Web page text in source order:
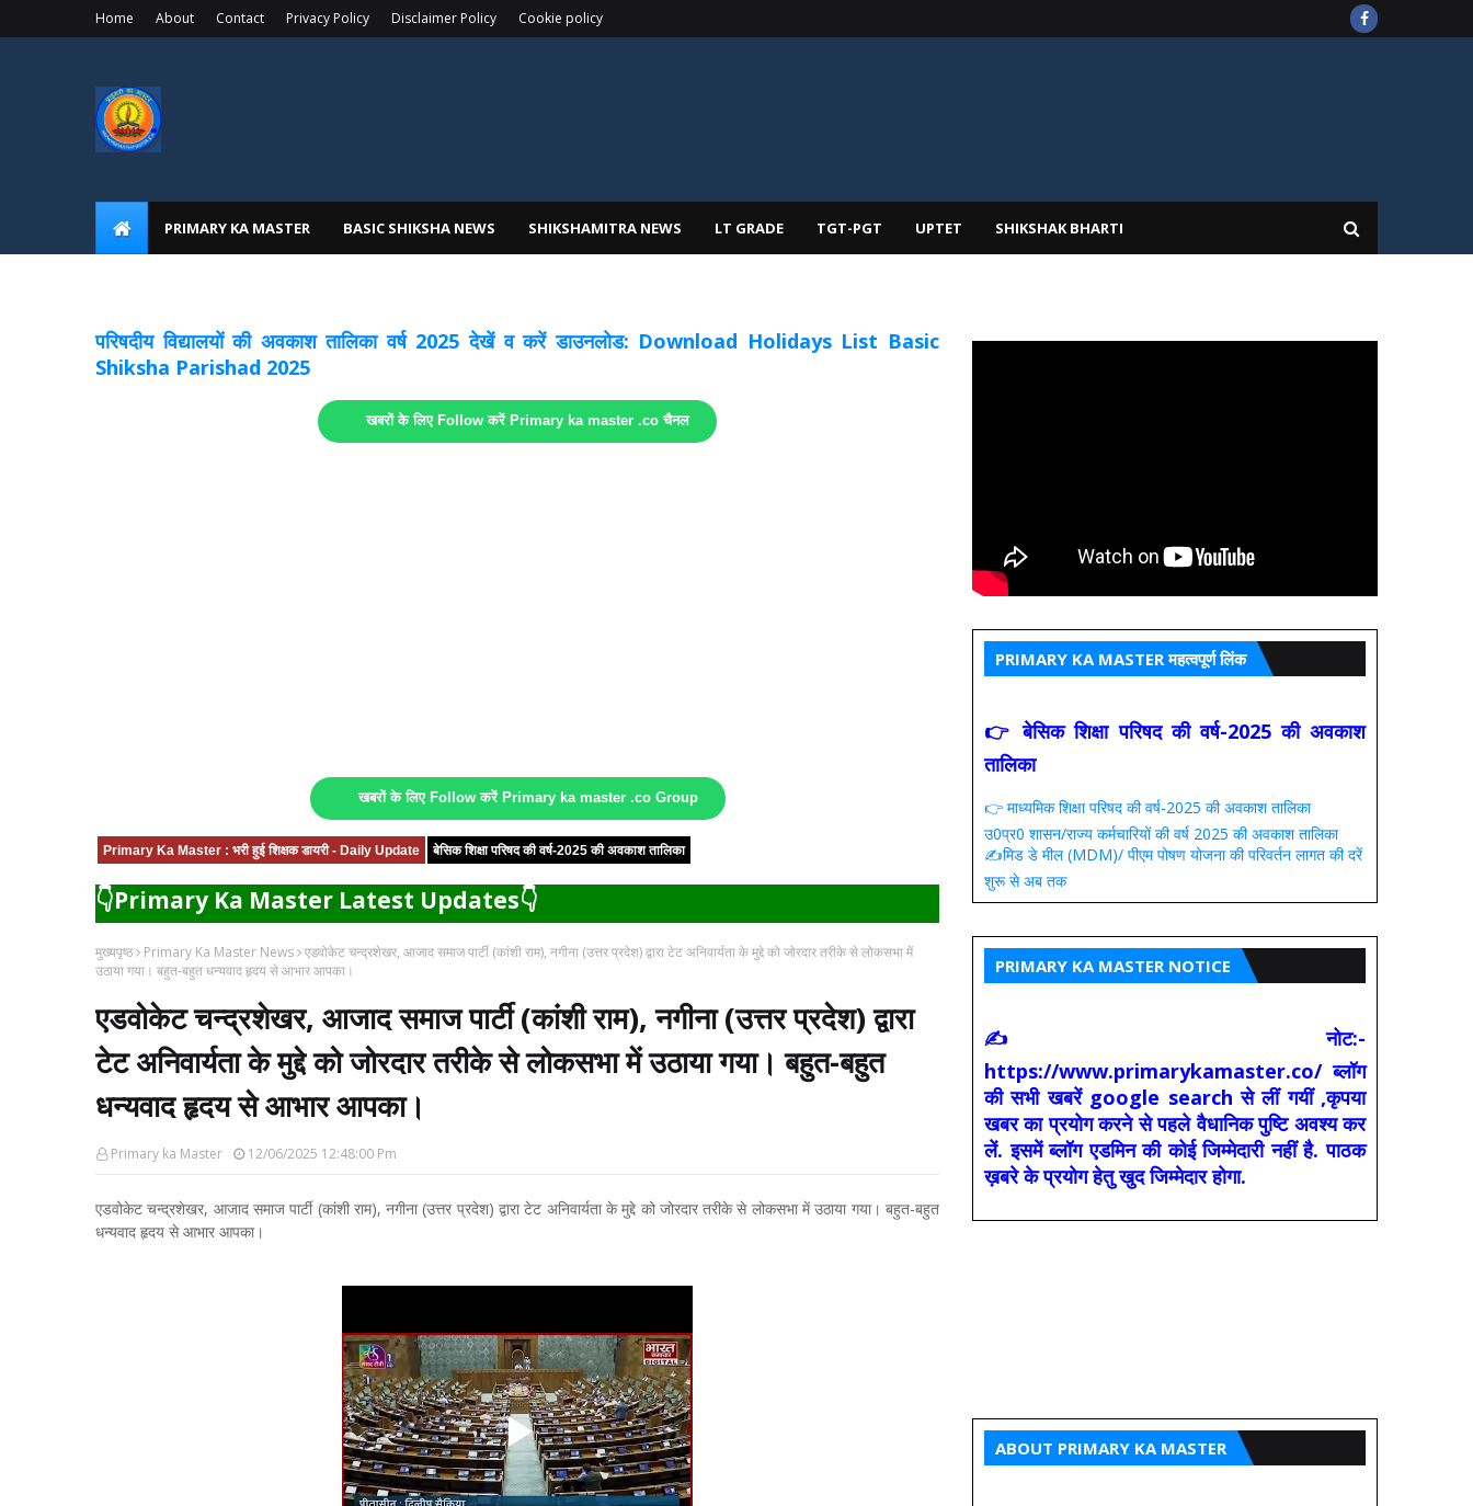
Home About Contact Privacy Policy Disclaimer Policy Cookie policy
PRIMARY KA MASTER BASIC SHIKSHA NEWS SHIKSHAMITRA NEWS LT GRADE TGT-PGT UPTET SHIKSHAK BHARTI
परिषदीय विद्यालयों की अवकाश तालिका वर्ष 2025 देखें व करें डाउनलोड: Download Holidays List Basic
Shiksha Parishad 2025
खबरों के लिए Follow करें Primary ka master .co चैनल
खबरों के लिए Follow करें Primary ka master .co Group
Primary Ka Master : भरी हुई शिक्षक डायरी - Daily Update बेसिक शिक्षा परिषद की वर्ष-2025 की अवकाश तालिका
👇Primary Ka Master Latest Updates👇
मुख्यपृष्ठ Primary Ka Master News एडवोकेट चन्द्रशेखर, आजाद समाज पार्टी (कांशी राम), नगीना (उत्तर प्रदेश) द्वारा टेट अनिवार्यता के मुद्दे को जोरदार तरीके से लोकसभा में
उठाया गया। बहुत-बहुत धन्यवाद हृदय से आभार आपका।
एडवोकेट चन्द्रशेखर, आजाद समाज पार्टी (कांशी राम), नगीना (उत्तर प्रदेश) द्वारा
टेट अनिवार्यता के मुद्दे को जोरदार तरीके से लोकसभा में उठाया गया। बहुत-बहुत
धन्यवाद हृदय से आभार आपका।
Primary ka Master 12/06/2025 12:48:00 Pm
एडवोकेट चन्द्रशेखर, आजाद समाज पार्टी (कांशी राम), नगीना (उत्तर प्रदेश) द्वारा टेट अनिवार्यता के मुद्दे को जोरदार तरीके से लोकसभा में उठाया गया। बहुत-बहुत
धन्यवाद हृदय से आभार आपका।
PRIMARY KA MASTER महत्वपूर्ण लिंक
👉 बेसिक शिक्षा परिषद की वर्ष-2025 की अवकाश
तालिका
👉 माध्यमिक शिक्षा परिषद की वर्ष-2025 की अवकाश तालिका
उ0प्र0 शासन/राज्य कर्मचारियों की वर्ष 2025 की अवकाश तालिका
✍️मिड डे मील (MDM)/ पीएम पोषण योजना की परिवर्तन लागत की दरें
शुरू से अब तक
PRIMARY KA MASTER NOTICE
✍ नोट:-
https://www.primarykamaster.co/ ब्लॉग
की सभी खबरें google search से लीं गयीं ,कृपया
खबर का प्रयोग करने से पहले वैधानिक पुष्टि अवश्य कर
लें. इसमें ब्लॉग एडमिन की कोई जिम्मेदारी नहीं है. पाठक
ख़बरे के प्रयोग हेतु खुद जिम्मेदार होगा.
ABOUT PRIMARY KA MASTER